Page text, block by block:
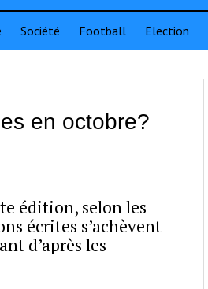
Société Football Election
en octobre?
édition, selon les
écrites s’achèvent
d’après les